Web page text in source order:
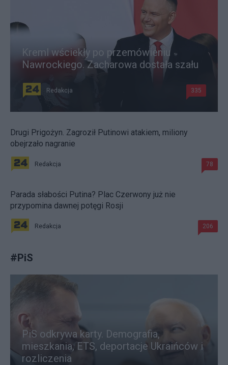
Kreml wściekły po przemówieniu
Nawrockiego. Zacharowa dostała szału
Redakcja 335
Drugi Prigożyn. Zagroził Putinowi atakiem, miliony
obejrzało nagranie
Redakcja 78
Parada słabości Putina? Plac Czerwony już nie
przypomina dawnej potęgi Rosji
Redakcja 206
#PiS
PiS odkrywa karty. Demografia,
mieszkania, ETS, deportacje Ukraińców i
rozliczenia